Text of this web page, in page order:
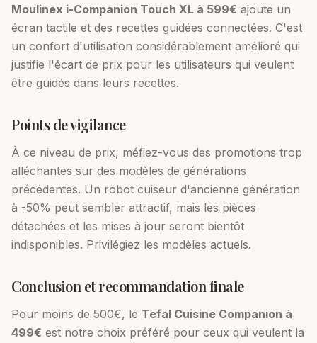
Moulinex i-Companion Touch XL à 599€ ajoute un
écran tactile et des recettes guidées connectées. C'est
un confort d'utilisation considérablement amélioré qui
justifie l'écart de prix pour les utilisateurs qui veulent
être guidés dans leurs recettes.
Points de vigilance
À ce niveau de prix, méfiez-vous des promotions trop
alléchantes sur des modèles de générations
précédentes. Un robot cuiseur d'ancienne génération
à -50% peut sembler attractif, mais les pièces
détachées et les mises à jour seront bientôt
indisponibles. Privilégiez les modèles actuels.
Conclusion et recommandation finale
Pour moins de 500€, le Tefal Cuisine Companion à
499€ est notre choix préféré pour ceux qui veulent la